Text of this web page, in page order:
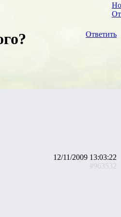
Ответить
12/11/2009 13:03:22
#963532